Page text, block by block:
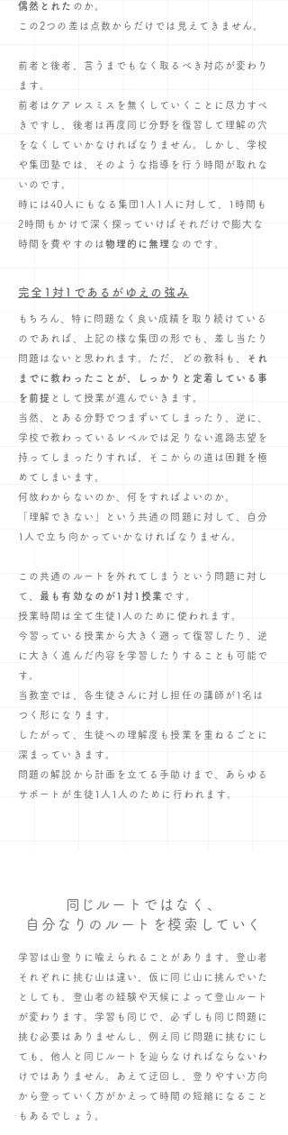
偶然とれた のか。
この2つの差は点数からだけでは見えてきません。
前者と後者、言うまでもなく取るべき対応が変わり
ます。
前者はケアレスミスを無くしていくことに尽力すべ
きですし、後者は再度同じ分野を復習して理解の穴
をなくしていかなければなりません。しかし、学校
や集団塾では、そのような指導を行う時間が取れな
いのです。
時には40人にもなる集団1人1人に対して、1時間も
2時間もかけて深く探っていけばそれだけで膨大な
時間を費やすのは物理的に無理 なのです。
​完全1対1であるがゆえの強み
​もちろん、特に問題なく良い成績を取り続けている
のであれば、上記の様な集団の形でも、差し当たり
問題はないと思われます。
ただ、どの教科も、
それ
までに教わったことが、しっかりと定着している事
を前提 として授業が進んでいきます。
当然、とある分野でつまずいてしまったり、逆に、
学校で教わっているレベルでは足りない進路志望を
持ってしまったりすれば、そこからの道は困難を極
めてしまいます。
何故わからないのか、何をすればよいのか。
「理解できない」という共通の問題に対して、自分
1人で立ち向かっていかなければなりません。
この共通のルートを外れてしまうという問題に対し
て、 最も有効なのが1対1授業 です。
授業時間は全て生徒1人のために使われます。
今習っている授業から大きく遡って復習したり、逆
に大きく進んだ内容を学習したりすることも可能で
す。
当教室では、各生徒さんに対し担任の講師が1名は
つく形になります。
したがって、生徒への理解度も授業を重ねるごとに
深まっていきます。
問題の解説から計画を立てる手助けまで、あらゆる
サポートが生徒1人1人のために行われます。
​同じルートではなく、
自分なりのルートを模索していく
学習は山登りに喩えられることがあります。登山者
それぞれに挑む山は違い、仮に同じ山に挑んでいた
としても、登山者の経験や天候によって登山ルート
が変わります。
学習も同じで、必ずしも同じ問題に
挑む必要はありませんし、例え同じ問題に挑むにし
ても、他人と同じルートを辿らなければならないわ
けではありません。
あえて迂回し、登りやすい方向
から登っていく方がかえって時間の短縮になること
もあるでしょう。